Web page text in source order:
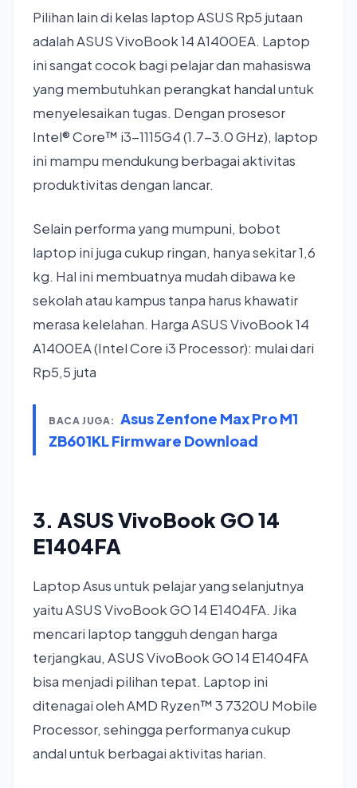
Pilihan lain di kelas laptop ASUS Rp5 jutaan
adalah ASUS VivoBook 14 A1400EA. Laptop
ini sangat cocok bagi pelajar dan mahasiswa
yang membutuhkan perangkat handal untuk
menyelesaikan tugas. Dengan prosesor
Intel® Core™ i3-1115G4 (1.7-3.0 GHz), laptop
ini mampu mendukung berbagai aktivitas
produktivitas dengan lancar.
Selain performa yang mumpuni, bobot
laptop ini juga cukup ringan, hanya sekitar 1,6
kg. Hal ini membuatnya mudah dibawa ke
sekolah atau kampus tanpa harus khawatir
merasa kelelahan. Harga ASUS VivoBook 14
A1400EA (Intel Core i3 Processor): mulai dari
Rp5,5 juta
BACA JUGA: Asus Zenfone Max Pro M1
ZB601KL Firmware Download
3. ASUS VivoBook GO 14
E1404FA
Laptop Asus untuk pelajar yang selanjutnya
yaitu ASUS VivoBook GO 14 E1404FA. Jika
mencari laptop tangguh dengan harga
terjangkau, ASUS VivoBook GO 14 E1404FA
bisa menjadi pilihan tepat. Laptop ini
ditenagai oleh AMD Ryzen™ 3 7320U Mobile
Processor, sehingga performanya cukup
andal untuk berbagai aktivitas harian.